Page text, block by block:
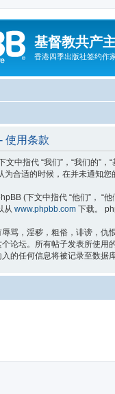
基督教共产
香港四季出版社签约作
使用条款
文中指代 “我们”，“我们的”
为合适的时候，在并未通知
(下文中指代 “他们”， “
从 www.phpbb.com 下载。
骂，淫秽，粗俗，诽谤，仇
论坛。所有帖子发表所使用
的任何信息将被记录至数据